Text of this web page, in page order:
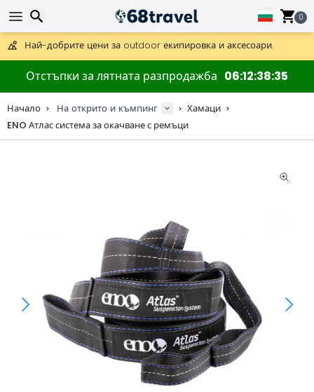
0
Предлага се и DHL Express за една нощ.
30 дни за връщане, 90 дни за дървени карти и декорации.
Най-добрите цени за outdoor екипировка и аксесоари.
Отстъпки за лятната разпродажба 06 12 38 35
Начало На открито и къмпинг
Хамаци
ENO Атлас система за окачване с ремъци
Търсене